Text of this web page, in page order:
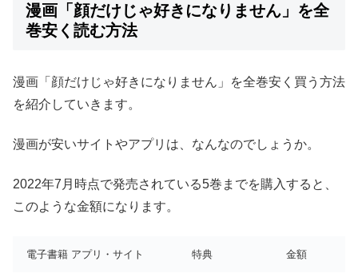
漫画「顔だけじゃ好きになりません」を全
巻安く読む方法
漫画「顔だけじゃ好きになりません」を全巻安く買う方法
を紹介していきます。
漫画が安いサイトやアプリは、なんなのでしょうか。
2022年7月時点で発売されている5巻までを購入すると、
このような金額になります。
電子書籍 アプリ・サイト 特典 金額